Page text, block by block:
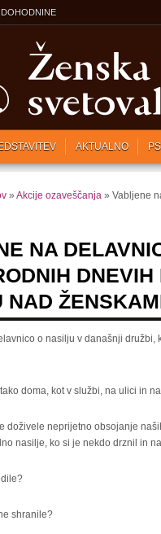
AKTUALNO
» Akcije ozaveščanja » Vabljene
NA
NAD
o nasilju v današnji
doma, kot v službi, na ulici in
doživele neprijetno obsojanje
nasilje, ko si je nekdo drznil in
shranile?